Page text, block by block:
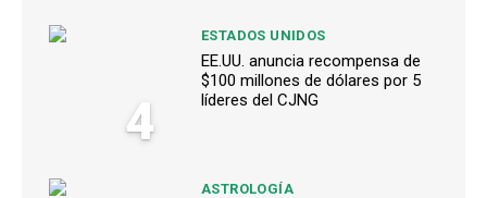
4
ESTADOS UNIDOS
EE.UU. anuncia recompensa de
$100 millones de dólares por 5
líderes del CJNG
ASTROLOGÍA